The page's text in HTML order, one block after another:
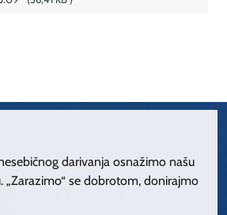
darivanja osnažimo našu
„Zarazimo“ se dobrotom, donirajmo